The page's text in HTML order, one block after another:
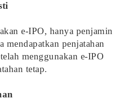
e-IPO, hanya penjamin
mendapatkan penjatahan
menggunakan e-IPO
tetap.